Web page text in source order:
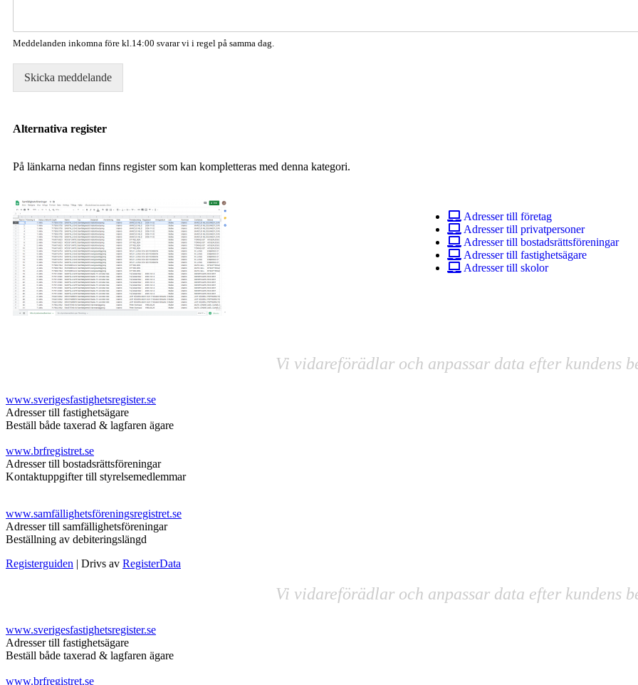
Meddelanden inkomna före kl.14:00 svarar vi i regel på samma dag.
Skicka meddelande
Alternativa register
På länkarna nedan finns register som kan kompletteras med denna kategori.
Adresser till företag
Adresser till privatpersoner
Adresser till bostadsrättsföreningar
Adresser till fastighetsägare
Adresser till skolor
Vi vidareförädlar och anpassar data efter kundens
www.sverigesfastighetsregister.se
Adresser till fastighetsägare
Beställ både taxerad & lagfaren ägare
www.brfregistret.se
Adresser till bostadsrättsföreningar
Kontaktuppgifter till styrelsemedlemmar
www.samfällighetsföreningsregistret.se
Adresser till samfällighetsföreningar
Beställning av debiteringslängd
Registerguiden | Drivs av RegisterData
Vi vidareförädlar och anpassar data efter kundens
www.sverigesfastighetsregister.se
Adresser till fastighetsägare
Beställ både taxerad & lagfaren ägare
www.brfregistret.se